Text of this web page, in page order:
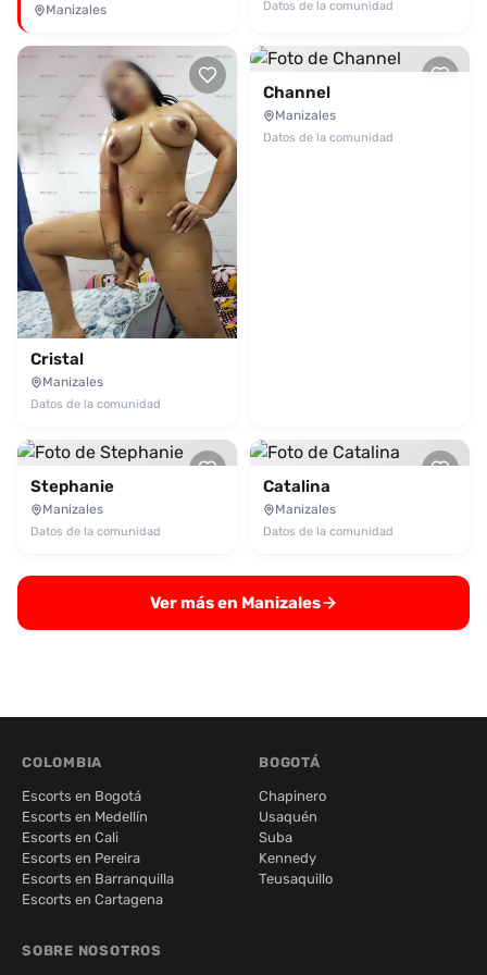
Manizales
Datos de la comunidad
Cristal
Manizales
Datos de la comunidad
Channel
Manizales
Datos de la comunidad
Stephanie
Manizales
Datos de la comunidad
Catalina
Manizales
Datos de la comunidad
Ver más en Manizales
COLOMBIA
Escorts en Bogotá
Escorts en Medellín
Escorts en Cali
Escorts en Pereira
Escorts en Barranquilla
Escorts en Cartagena
BOGOTÁ
Chapinero
Usaquén
Suba
Kennedy
Teusaquillo
SOBRE NOSOTROS